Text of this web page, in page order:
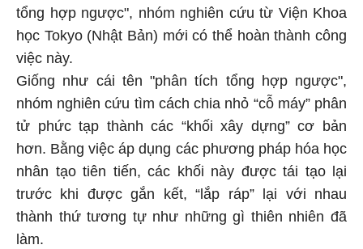
tổng hợp ngược", nhóm nghiên cứu từ Viện Khoa
học Tokyo (Nhật Bản) mới có thể hoàn thành công
việc này.
Giống như cái tên "phân tích tổng hợp ngược",
nhóm nghiên cứu tìm cách chia nhỏ “cỗ máy” phân
tử phức tạp thành các “khối xây dựng” cơ bản
hơn. Bằng việc áp dụng các phương pháp hóa học
nhân tạo tiên tiến, các khối này được tái tạo lại
trước khi được gắn kết, “lắp ráp” lại với nhau
thành thứ tương tự như những gì thiên nhiên đã
làm.